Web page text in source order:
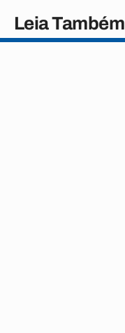
Leia Também